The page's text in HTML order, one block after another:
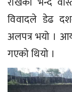
विवादले डेढ
अलपत्र भयो ।
गएको थियो ।